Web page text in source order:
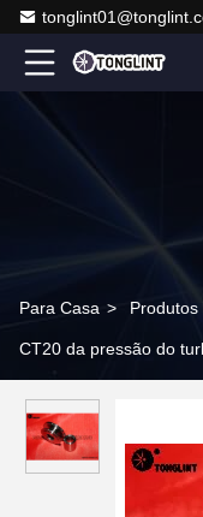
Para Casa > Produtos
CT20 da pressão do